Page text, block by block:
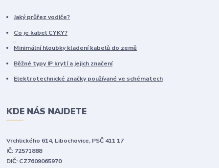
Jaký průřez vodiče?
Co je kabel CYKY?
Minimální hloubky kladení kabelů do země
Běžné typy IP krytí a jejich značení
Elektrotechnické značky používané ve schématech
KDE NÁS NAJDETE
Vrchlického 614, Libochovice, PSČ 411 17
IČ: 72571888
DIČ: CZ7609065970